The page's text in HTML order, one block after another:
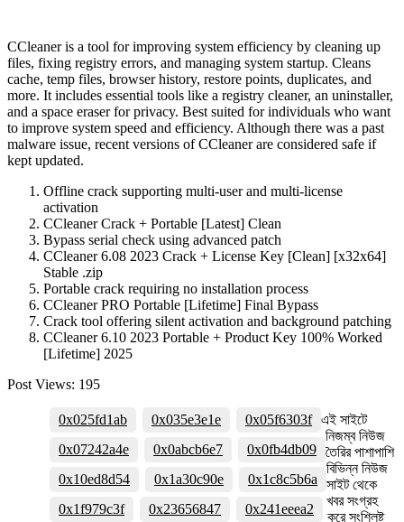
CCleaner is a tool for improving system efficiency by cleaning up
files, fixing registry errors, and managing system startup. Cleans
cache, temp files, browser history, restore points, duplicates, and
more. It includes essential tools like a registry cleaner, an uninstaller,
and a space eraser for privacy. Best suited for individuals who want
to improve system speed and efficiency. Although there was a past
malware issue, recent versions of CCleaner are considered safe if
kept updated.
Offline crack supporting multi-user and multi-license
activation
CCleaner Crack + Portable [Latest] Clean
Bypass serial check using advanced patch
CCleaner 6.08 2023 Crack + License Key [Clean] [x32x64]
Stable .zip
Portable crack requiring no installation process
CCleaner PRO Portable [Lifetime] Final Bypass
Crack tool offering silent activation and background patching
CCleaner 6.10 2023 Portable + Product Key 100% Worked
[Lifetime] 2025
Post Views: 195
0x025fd1ab 0x035e3e1e
0x05f6303f
0x07242a4e
0x0abcb6e7
0x0fb4db09
0x10ed8d54
0x1a30c90e
0x1c8c5b6a
0x1f979c3f
0x23656847 0x241eeea2
এই সাইটে
নিজম্ব নিউজ
তৈরির পাশাপাশি
বিভিন্ন নিউজ
সাইট থেকে
খবর সংগ্রহ
করে সংশ্লিষ্ট